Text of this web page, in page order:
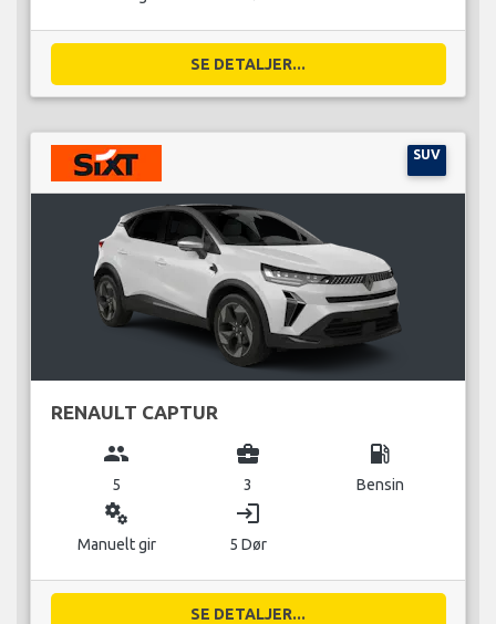
SE DETALJER...
SUV
RENAULT CAPTUR
group
5
business_center
3
local_gas_station
Bensin
miscellaneous_services
Manuelt gir
login
5 Dør
SE DETALJER...